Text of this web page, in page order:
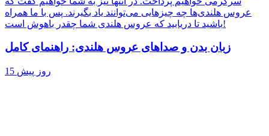
عروس هلندی‌ها چه چیزهایی می‌توانند یاد بگیرند. پس با ما همراه
باشید تا دریابید که عروس هلندی شما چقدر باهوش است!
زبان بدن و صداهای عروس هلندی: راهنمای کامل
15 روز پیش